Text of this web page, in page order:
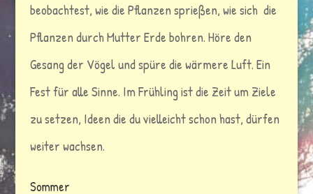
beobachtest, wie die Pflanzen sprießen, wie sich die
Pflanzen durch Mutter Erde bohren. Höre den
Gesang der Vögel und spüre die wärmere Luft. Ein
Fest für alle Sinne. Im Frühling ist die Zeit um Ziele
zu setzen, Ideen die du vielleicht schon hast, dürfen
weiter wachsen.
Sommer